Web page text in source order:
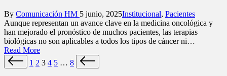
Posted
by
By Comunicación HM 5 junio, 2025Posted
in
Institucional, Pacientes
Aunque representan un avance clave en la medicina oncológica y
han mejorado el pronóstico de muchos pacientes, las terapias
biológicas no son aplicables a todos los tipos de cáncer ni…
Read More
Paginación
Previous
page
1 2 3 4 5 … 8 Next
page